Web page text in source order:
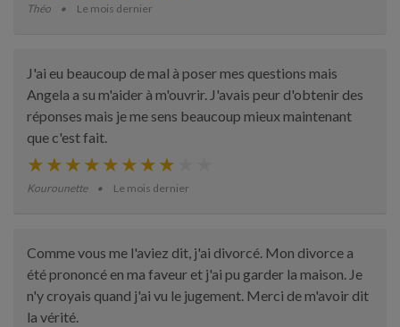
Théo Le mois dernier
J'ai eu beaucoup de mal à poser mes questions mais
Angela a su m'aider à m'ouvrir. J'avais peur d'obtenir des
réponses mais je me sens beaucoup mieux maintenant
que c'est fait.
Kourounette Le mois dernier
Comme vous me l'aviez dit, j'ai divorcé. Mon divorce a
été prononcé en ma faveur et j'ai pu garder la maison. Je
n'y croyais quand j'ai vu le jugement. Merci de m'avoir dit
la vérité.